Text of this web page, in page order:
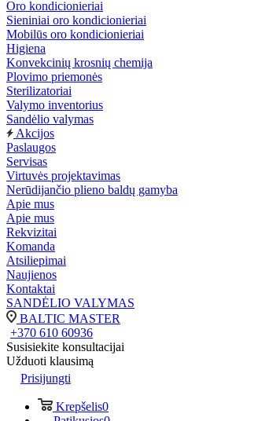
Oro kondicionieriai
Sieniniai oro kondicionieriai
Mobilūs oro kondicionieriai
Higiena
Konvekcinių krosnių chemija
Plovimo priemonės
Sterilizatoriai
Valymo inventorius
Sandėlio valymas
Akcijos
Paslaugos
Servisas
Virtuvės projektavimas
Nerūdijančio plieno baldų gamyba
Apie mus
Apie mus
Rekvizitai
Komanda
Atsiliepimai
Naujienos
Kontaktai
SANDĖLIO VALYMAS
BALTIC MASTER
+370 610 60936
Susisiekite konsultacijai
Užduoti klausimą
Prisijungti
Krepšelis0